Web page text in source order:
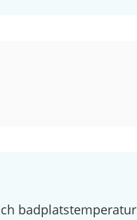
badplatstemperatur